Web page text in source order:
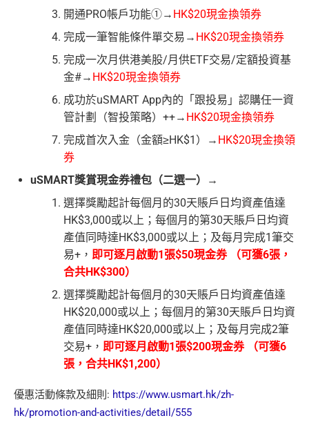
開通PRO帳戶功能①→ HK$20現金換領券
完成一筆智能條件單交易→ HK$20現金換領券
完成一次月供港美股/月供ETF交易/定額投資基
金#→ HK$20現金換領券
成功於uSMART App內的「跟投易」認購任一資
管計劃（智投策略）++→ HK$20現金換領券
完成首次入金（金額≥HK$1）→ HK$20現金換領
券
uSMART獎賞現金券禮包（二選一）→
選擇獎勵起計每個月的30天賬戶日均資產值達
HK$3,000或以上；每個月的第30天賬戶日均資
產值同時達HK$3,000或以上；及每月完成1筆交
易+， 即可逐月啟動1張$50現金券 （可獲6張，
合共HK$300）
選擇獎勵起計每個月的30天賬戶日均資產值達
HK$20,000或以上；每個月的第30天賬戶日均資
產值同時達HK$20,000或以上；及每月完成2筆
交易+， 即可逐月啟動1張$200現金券 （可獲6
張，合共HK$1,200）
優惠活動條款及細則: https://www.usmart.hk/zh-
hk/promotion-and-activities/detail/555